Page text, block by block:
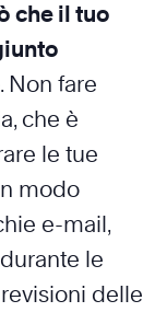
che il tuo
. Non fare
che è
le tue
modo
e-mail,
le
delle